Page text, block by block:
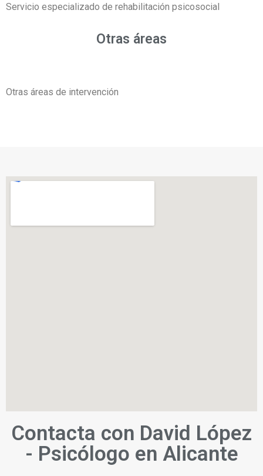
Servicio especializado de rehabilitación psicosocial
Otras áreas
Otras áreas de intervención
Contacta con David López
- Psicólogo en Alicante